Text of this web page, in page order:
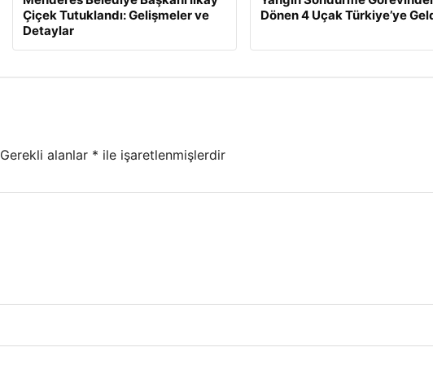
Çiçek Tutuklandı: Gelişmeler ve
Detaylar
Dönen 4 Uçak Türkiye’ye
Gerekli alanlar * ile işaretlenmişlerdir